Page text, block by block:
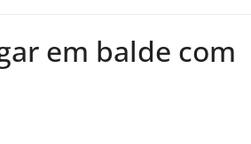
em balde com